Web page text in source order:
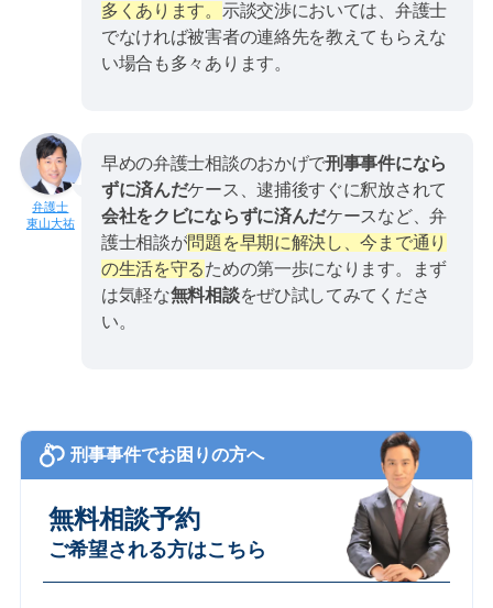
多くあります。 示談交渉においては、弁護士
でなければ被害者の連絡先を教えてもらえな
い場合も多々あります。
東山大祐
早めの弁護士相談のおかげで刑事事件になら
ずに済んだケース、逮捕後すぐに釈放されて
会社をクビにならずに済んだケースなど、弁
護士相談が問題を早期に解決し、今まで通り
の生活を守るための第一歩になります。まず
は気軽な無料相談をぜひ試してみてくださ
い。
刑事事件でお困りの方へ
無料相談予約
ご希望される方はこちら